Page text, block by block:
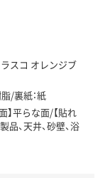
スコ オレンジブ
/裏紙：紙
平らな面/【貼れ
品、天井、砂壁、浴